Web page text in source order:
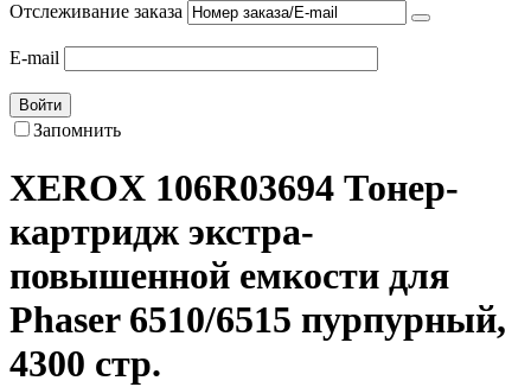
Отслеживание заказа
E-mail
Войти
Запомнить
XEROX 106R03694 Тонер-
картридж экстра-
повышенной емкости для
Phaser 6510/6515 пурпурный,
4300 стр.